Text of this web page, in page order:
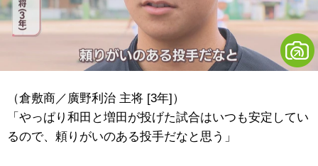
（倉敷商／廣野利治 主将 [3年]）
「やっぱり和田と増田が投げた試合はいつも安定してい
るので、頼りがいのある投手だなと思う」